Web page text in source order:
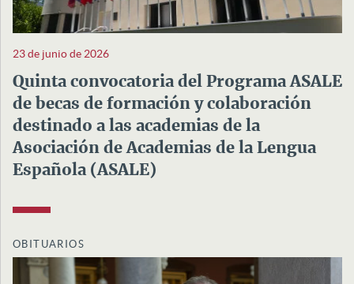
23 de junio de 2026
Quinta convocatoria del Programa ASALE
de becas de formación y colaboración
destinado a las academias de la
Asociación de Academias de la Lengua
Española (ASALE)
OBITUARIOS